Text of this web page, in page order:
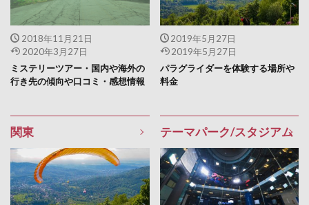
2018年11月21日
2020年3月27日
ミステリーツアー・国内や海外の
行き先の傾向や口コミ・感想情報
2019年5月27日
2019年5月27日
パラグライダーを体験する場所や
料金
関東 テーマパーク/スタジアム